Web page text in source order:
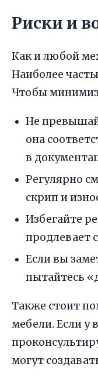
Риски и
Как и любой
Наиболее
Чтобы
Не
она
в
Регулярно
скрип и
Избегайте
продлевает
Если вы
пытайтесь
Также стоит
мебели. Если у
могут